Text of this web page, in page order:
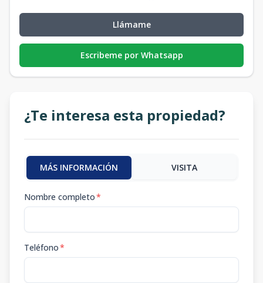
Llámame
Escribeme por Whatsapp
¿Te interesa esta propiedad?
MÁS INFORMACIÓN VISITA
Nombre completo*
Teléfono*